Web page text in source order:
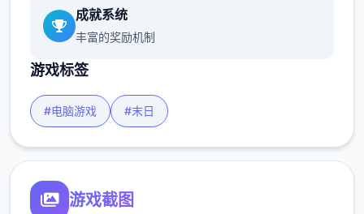
成就系统
丰富的奖励机制
游戏标签
#电脑游戏 #末日
游戏截图